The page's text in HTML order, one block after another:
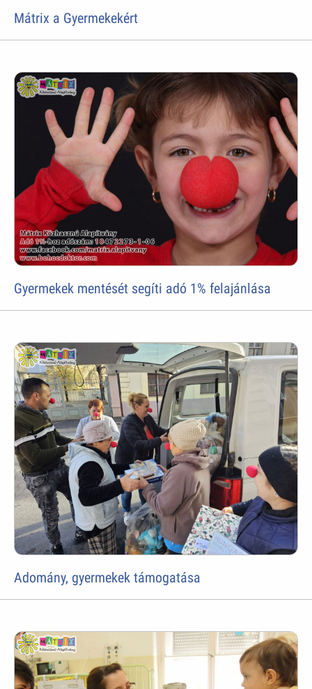
Mátrix a Gyermekekért
Gyermekek mentését segíti adó 1% felajánlása
Adomány, gyermekek támogatása